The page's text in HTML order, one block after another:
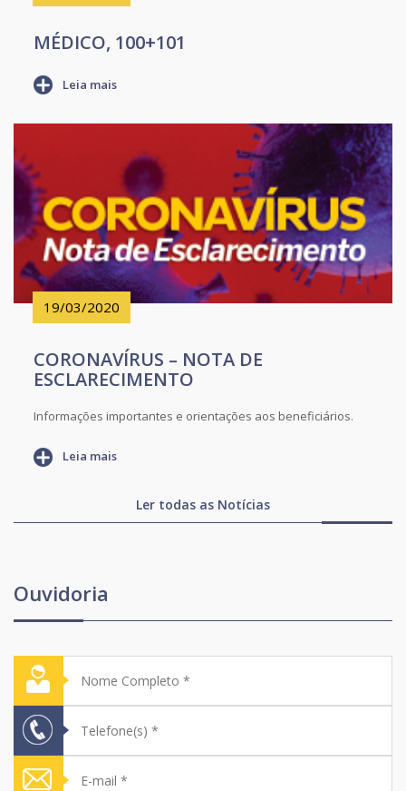
MÉDICO, 100+101
Leia mais
19/03/2020
CORONAVÍRUS – NOTA DE
ESCLARECIMENTO
Informações importantes e orientações aos beneficiários.
Leia mais
Ler todas as Notícias
Ouvidoria